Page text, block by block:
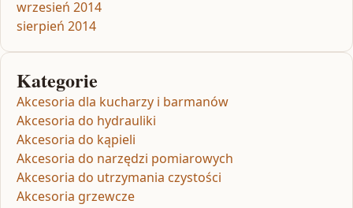
wrzesień 2014
sierpień 2014
Kategorie
Akcesoria dla kucharzy i barmanów
Akcesoria do hydrauliki
Akcesoria do kąpieli
Akcesoria do narzędzi pomiarowych
Akcesoria do utrzymania czystości
Akcesoria grzewcze